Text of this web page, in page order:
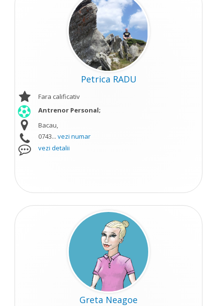
Petrica RADU
Fara calificativ
Antrenor Personal;
Bacau,
0743... vezi numar
vezi detalii
Greta Neagoe